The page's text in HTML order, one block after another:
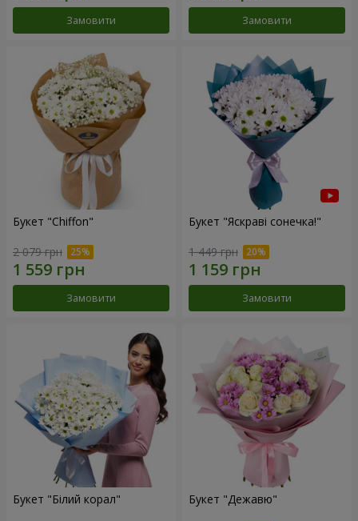
Замовити Замовити
Букет "Chiffon"
2 079 грн
Замовити
Букет "Яскраві сонечка!"
1 449 грн
Замовити
Букет "Білий корал" Букет "Дежавю"